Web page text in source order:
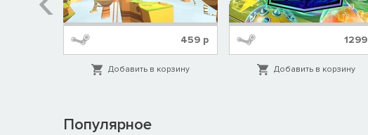
459р
Добавить в корзину
1299
Добавить в корзину
Популярное